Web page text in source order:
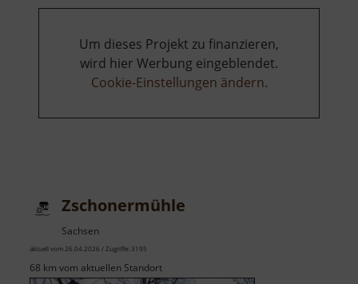
Um dieses Projekt zu finanzieren,
wird hier Werbung eingeblendet.
Cookie-Einstellungen ändern.
Zschonermühle
Sachsen
aktuell vom 26.04.2026 / Zugriffe: 3195
68 km vom aktuellen Standort